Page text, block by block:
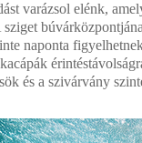
varázsol elénk,
naponta
és a szivárvány